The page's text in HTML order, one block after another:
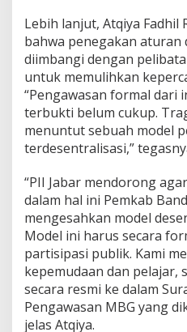
Lebih lanjut, Atqiya Fadhil
bahwa penegakan aturan
diimbangi dengan
untuk memulihkan
“Pengawasan formal dari
terbukti belum cukup.
menuntut sebuah model
terdesentralisasi,”
“PII Jabar mendorong
dalam hal ini Pemkab
mengesahkan model
Model ini harus secara
partisipasi publik. Kami
kepemudaan dan pelajar,
secara resmi ke dalam
Pengawasan MBG yang
jelas Atqiya.